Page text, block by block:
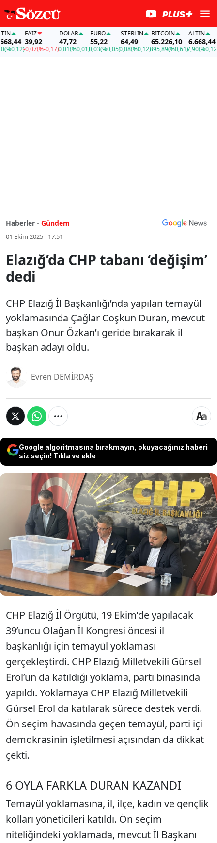
FAİZ
39,92
-0,07(%-0,17)
DOLAR
47,72
0,01(%0,01)
EURO
55,22
0,03(%0,05)
STERLIN
64,49
0,08(%0,12)
BITCOIN
65.226,10
395,89(%0,61)
ALTIN
6.668,44
7,90(%0,12)-
Haberler - Gündem
01 Ekim 2025 - 17:51
Elazığ’da CHP tabanı ‘değişim’
dedi
CHP Elazığ İl Başkanlığı’nda yapılan temayül
yoklamasında Çağlar Coşkun Duran, mevcut
başkan Onur Özkan’ı geride bırakarak il
başkan adayı oldu.
Evren DEMİRDAŞ
Google algoritmasına bırakmayın, okuyacağınız haberi
siz seçin! Tıkla ve ekle
CHP Elazığ İl Başkanlığı’nda yapılan
temayül yoklamasında Çağlar Coşkun
Duran, mevcut başkan Onur Özkan’ı
geride bırakarak il başkan adayı oldu.
CHP Elazığ İl Örgütü, 19 Ekim’de yapılacak
39’uncu Olağan İl Kongresi öncesi il
başkanlığı için temayül yoklaması
gerçekleştirdi. CHP Elazığ Milletvekili Gürsel
Erol’un da katıldığı yoklama, parti binasında
yapıldı. Yoklamaya CHP Elazığ Milletvekili
Gürsel Erol da katılarak sürece destek verdi.
Ön seçim havasında geçen temayül, parti içi
demokrasinin işletilmesi açısından da dikkat
çekti.
6 OYLA FARKLA DURAN KAZANDI
Temayül yoklamasına, il, ilçe, kadın ve gençlik
kolları yöneticileri katıldı. Ön seçim
niteliğindeki yoklamada, mevcut İl Başkanı